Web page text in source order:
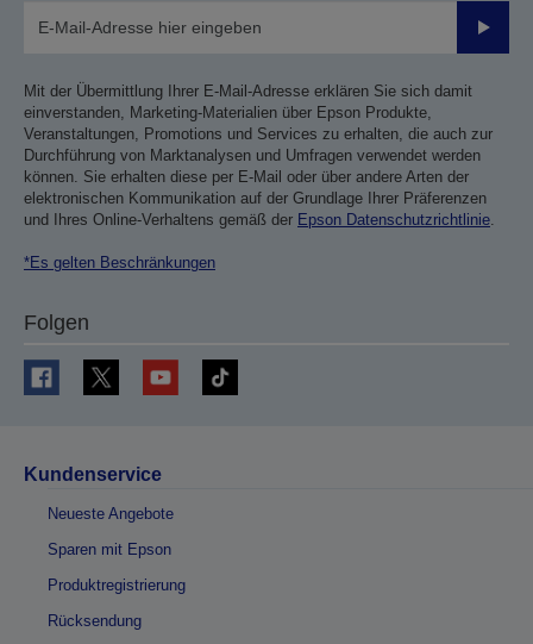
Mit der Übermittlung Ihrer E-Mail-Adresse erklären Sie sich damit
einverstanden, Marketing-Materialien über Epson Produkte,
Veranstaltungen, Promotions und Services zu erhalten, die auch zur
Durchführung von Marktanalysen und Umfragen verwendet werden
können. Sie erhalten diese per E-Mail oder über andere Arten der
elektronischen Kommunikation auf der Grundlage Ihrer Präferenzen
und Ihres Online-Verhaltens gemäß der Epson Datenschutzrichtlinie
*Es gelten Beschränkungen
Folgen
Kundenservice
Neueste Angebote
Sparen mit Epson
Produktregistrierung
Rücksendung